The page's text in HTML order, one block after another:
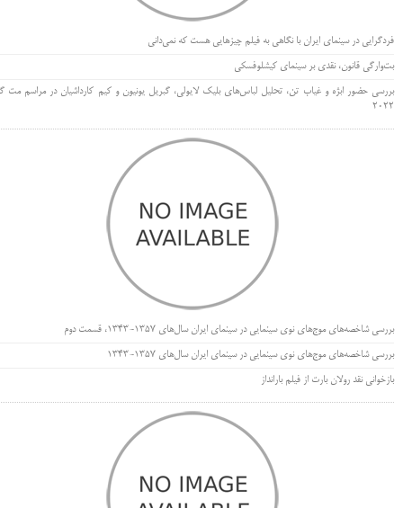
فردگرایی در سینمای ایران با نگاهی به فیلم چیزهایی هست که نمی‌دانی
بت‌وارگی قانون، نقدی بر سینمای کیشلوفسکی
بررسی حضور ابژه و غیاب تن، تحلیل لباس‌های بلیک لایولی، گبریل یونیون و کیم کارداشیان در مراسم مت
۲۰۲۲
بررسی شاخصه‌های موج‌های نوی سینمایی در سینمای ایران سال‌های 1357-1343، قسمت دوم
بررسی شاخصه‌های موج‌های نوی سینمایی در سینمای ایران سال‌های 1357-1343
بازخوانی نقد رولان بارت از فیلم بارانداز